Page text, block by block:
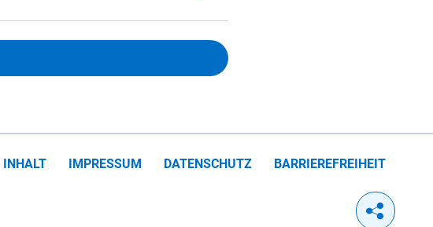
INHALT IMPRESSUM DATENSCHUTZ BARRIEREFREIHEIT